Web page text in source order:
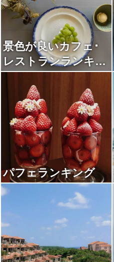
景色が良いカフェ･
レストランランキン
グ
パフェランキング